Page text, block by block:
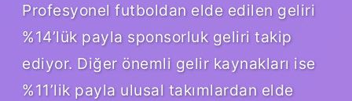
Profesyonel futboldan elde edilen geliri
%14’lük payla sponsorluk geliri takip
ediyor. Diğer önemli gelir kaynakları ise
%11’lik payla ulusal takımlardan elde